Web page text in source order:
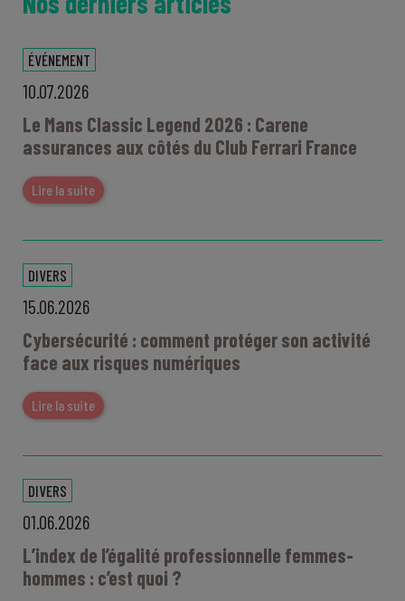
ÉVÉNEMENT
10.07.2026
Le Mans Classic Legend 2026 : Carene
assurances aux côtés du Club Ferrari France
Lire la suite
DIVERS
15.06.2026
Cybersécurité : comment protéger son activité
face aux risques numériques
Lire la suite
DIVERS
01.06.2026
L’index de l’égalité professionnelle femmes-
hommes : c’est quoi ?